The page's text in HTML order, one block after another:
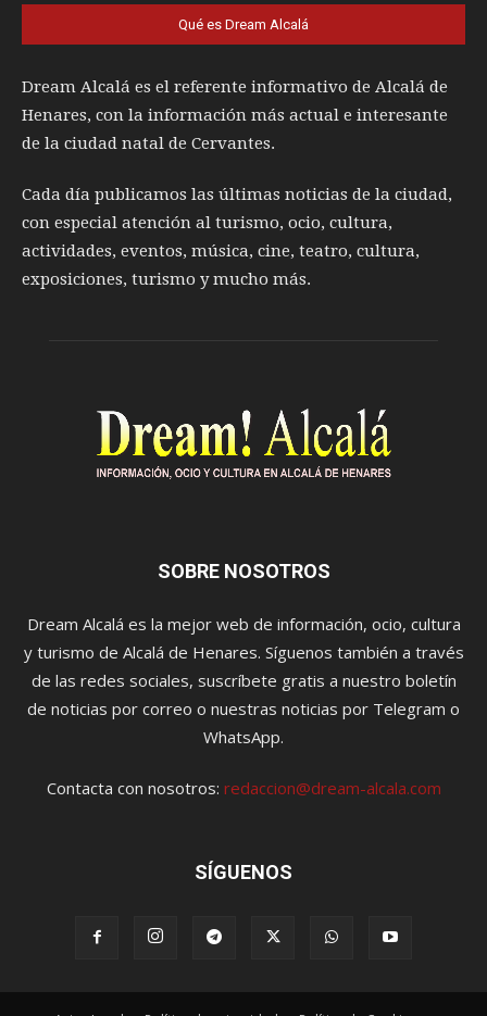
Qué es Dream Alcalá
Dream Alcalá es el referente informativo de Alcalá de
Henares, con la información más actual e interesante
de la ciudad natal de Cervantes.
Cada día publicamos las últimas noticias de la ciudad,
con especial atención al turismo, ocio, cultura,
actividades, eventos, música, cine, teatro, cultura,
exposiciones, turismo y mucho más.
SOBRE NOSOTROS
Dream Alcalá es la mejor web de información, ocio, cultura
y turismo de Alcalá de Henares. Síguenos también a través
de las redes sociales, suscríbete gratis a nuestro boletín
de noticias por correo o nuestras noticias por Telegram o
WhatsApp.
Contacta con nosotros: redaccion@dream-alcala.com
SÍGUENOS